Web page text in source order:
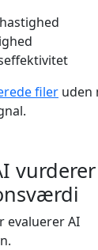
filer uden
vurderer
evaluerer AI